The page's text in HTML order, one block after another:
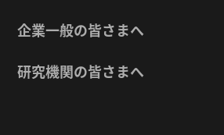
企業一般の皆さまへ
研究機関の皆さまへ